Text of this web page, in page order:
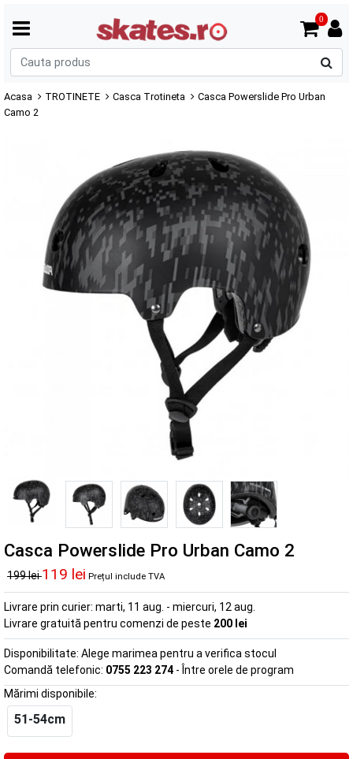
0
Acasa TROTINETE Casca Trotineta
Casca Powerslide Pro Urban
Camo 2
Casca Powerslide Pro Urban Camo 2
199 lei119 lei Prețul include TVA
Livrare prin curier: marti, 11 aug. - miercuri, 12 aug.
Livrare gratuită pentru comenzi de peste 200 lei
Disponibilitate: Alege marimea pentru a verifica stocul
Comandă telefonic: 0755 223 274 - Între orele de program
Mărimi disponibile:
51-54cm